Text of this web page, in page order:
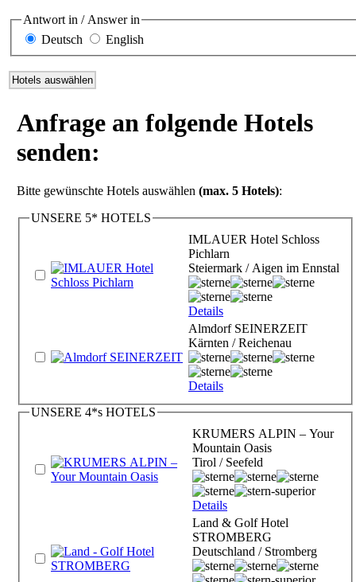
Antwort in / Answer in
Deutsch
English
Anfrage an folgende Hotels
senden:
Bitte gewünschte Hotels auswählen (max. 5 Hotels):
UNSERE 5* HOTELS
IMLAUER Hotel Schloss
Pichlarn
Steiermark / Aigen im Ennstal
Details
Almdorf SEINERZEIT
Kärnten / Reichenau
Details
UNSERE 4*s HOTELS
KRUMERS ALPIN – Your
Mountain Oasis
Tirol / Seefeld
Details
Land & Golf Hotel
STROMBERG
Deutschland / Stromberg